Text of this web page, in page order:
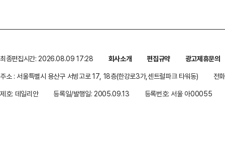
최종편집시간: 2026.08.09 17:28 회사소개 편집규약
광고제휴문의
주소 : 서울특별시 용산구 서빙고로 17, 18층(한강로3가,센트럴파크 타워동)
전
제호: 데일리안
등록일/발행일: 2005.09.13 등록번호: 서울 아00055